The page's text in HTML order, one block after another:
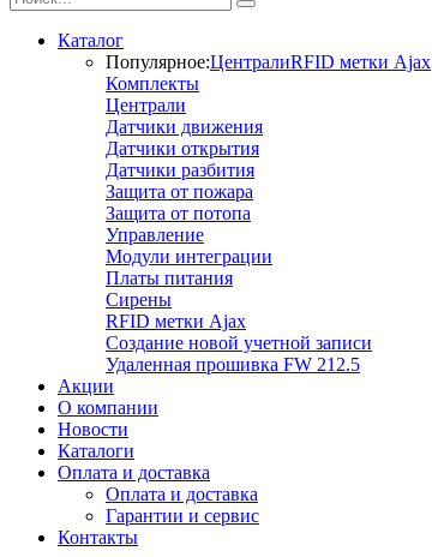
Каталог
Популярное:ЦентралиRFID метки Ajax
Комплекты
Централи
Датчики движения
Датчики открытия
Датчики разбития
Защита от пожара
Защита от потопа
Управление
Модули интеграции
Платы питания
Сирены
RFID метки Ajax
Создание новой учетной записи
Удаленная прошивка FW 212.5
Акции
О компании
Новости
Каталоги
Оплата и доставка
Оплата и доставка
Гарантии и сервис
Контакты